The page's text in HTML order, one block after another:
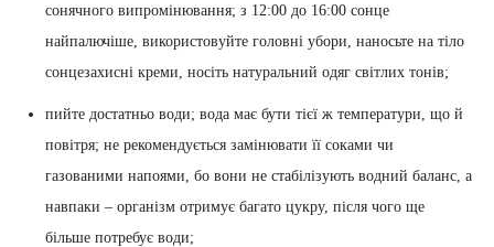
сонячного випромінювання; з 12:00 до 16:00 сонце
найпалючіше, використовуйте головні убори, наносьте на тіло
сонцезахисні креми, носіть натуральний одяг світлих тонів;
пийте достатньо води; вода має бути тієї ж температури, що й
повітря; не рекомендується замінювати її соками чи
газованими напоями, бо вони не стабілізують водний баланс, а
навпаки – організм отримує багато цукру, після чого ще
більше потребує води;